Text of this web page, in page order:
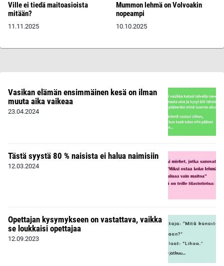
Ville ei tiedä maitoasioista
mitään?
11.11.2025
Mummon lehmä on Volvoakin
nopeampi
10.10.2025
Vasikan elämän ensimmäinen kesä on ilman
muuta aika vaikeaa
23.04.2024
Tästä syystä 80 % naisista ei halua naimisiin
12.03.2024
Opettajan kysymykseen on vastattava, vaikka
se loukkaisi opettajaa
12.09.2023